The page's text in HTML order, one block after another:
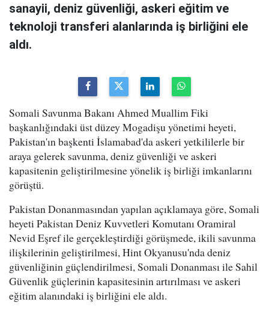
sanayii, deniz güvenliği, askeri eğitim ve
teknoloji transferi alanlarında iş birliğini ele
aldı.
Somali Savunma Bakanı Ahmed Muallim Fiki
başkanlığındaki üst düzey Mogadişu yönetimi heyeti,
Pakistan'ın başkenti İslamabad'da askeri yetkililerle bir
araya gelerek savunma, deniz güvenliği ve askeri
kapasitenin geliştirilmesine yönelik iş birliği imkanlarını
görüştü.
Pakistan Donanmasından yapılan açıklamaya göre, Somali
heyeti Pakistan Deniz Kuvvetleri Komutanı Oramiral
Nevid Eşref ile gerçekleştirdiği görüşmede, ikili savunma
ilişkilerinin geliştirilmesi, Hint Okyanusu'nda deniz
güvenliğinin güçlendirilmesi, Somali Donanması ile Sahil
Güvenlik güçlerinin kapasitesinin artırılması ve askeri
eğitim alanındaki iş birliğini ele aldı.